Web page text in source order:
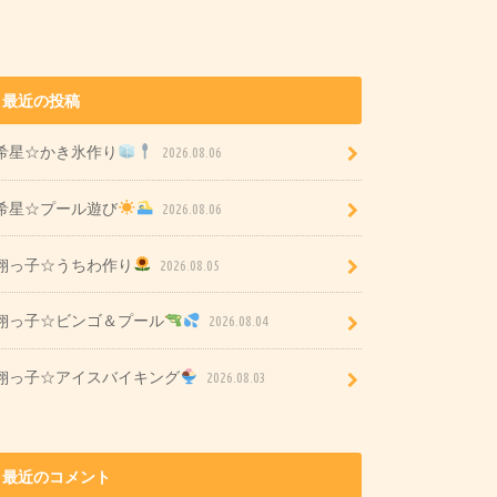
最近の投稿
星☆かき氷作り 2026.08.06
星☆プール遊び 2026.08.06
っ子☆うちわ作り 2026.08.05
っ子☆ビンゴ＆プール 2026.08.04
っ子☆アイスバイキング 2026.08.03
最近のコメント